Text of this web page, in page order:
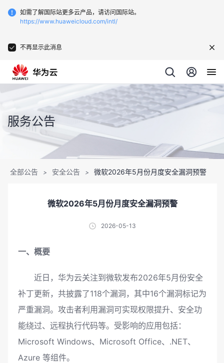
如需了解国际站更多云产品，请访问国际站。
https://www.huaweicloud.com/intl/
不再显示此消息
服务公告
全部公告 > 安全公告 > 微软2026年5月份月度安全漏洞预警
微软2026年5月份月度安全漏洞预警
2026-05-13
一、概要
近日，华为云关注到微软发布2026年5月份安全
补丁更新，共披露了118个漏洞，其中16个漏洞标记为
严重漏洞。攻击者利用漏洞可实现权限提升、安全功
能绕过、远程执行代码等。受影响的应用包括：
Microsoft Windows、Microsoft Office、.NET、
Azure 等组件。